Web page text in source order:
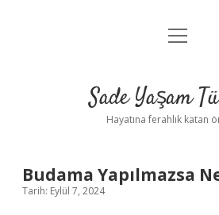
Anasayfa
Yasal Uyarı
menüyü
Sade Yaşam
Hayatına ferahlık katan
Budama Yapılmazsa
Tarih: Eylül 7, 2024